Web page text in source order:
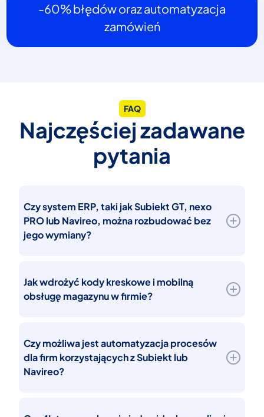
-60% błędów oraz automatyzacja
zamówień
FAQ
Najczęściej zadawane
pytania
Czy system ERP, taki jak Subiekt GT, nexo
PRO lub Navireo, można rozbudować bez
jego wymiany?
system ERP, ale brak odpowiednich narzędzi
operacyjnych wspierających magazyn,
sprzedaż, produkcję lub automatyzację
możliwości systemów takich jak Subiekt GT,
Subiekt nexo PRO czy Navireo bez konieczności
kosztownej wymiany całego ERP.
Jak wdrożyć kody kreskowe i mobilną
obsługę magazynu w firmie?
rozpoczyna się od analizy procesów
magazynowych i sposobu przepływu towarów w
firmie.
Czy możliwa jest automatyzacja procesów
dla firm korzystających z Subiekt lub
Navireo?
rozwiązania automatyzujące procesy